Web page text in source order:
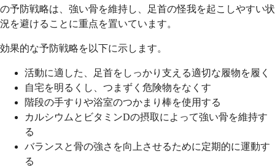
の予防戦略は、強い骨を維持し、足首の怪我を起こしやすい状
況を避けることに重点を置いています。
効果的な予防戦略を以下に示します。
活動に適した、足首をしっかり支える適切な履物を履く
自宅を明るくし、つまずく危険物をなくす
階段の手すりや浴室のつかまり棒を使用する
カルシウムとビタミンDの摂取によって強い骨を維持す
る
バランスと骨の強さを向上させるために定期的に運動す
る